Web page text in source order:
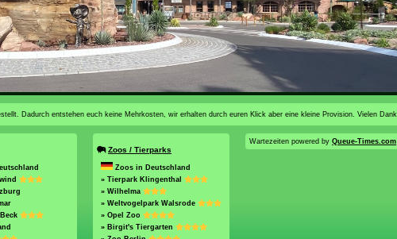
Dadurch entstehen euch keine Mehrkosten, wir erhalten durch euren Klick aber eine kleine Provision. Vielen Dank.
Zoos / Tierparks
Zoos in Deutschland
» Tierpark Klingenthal
» Wilhelma
» Weltvogelpark Walsrode
» Opel Zoo
» Birgit's Tiergarten
Wartezeiten powered by Queue-Times.com